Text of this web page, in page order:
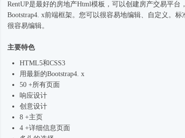
RentUP是最好的房地产Html模板 ，可以创建房产交易平台
Bootstrap4. x前端框架。您可以很容易地编辑、自定义。标
很容易编辑。
主要特色
HTML5和CSS3
用最新的Bootstrap4. x
50 +所有页面
响应设计
创意设计
8 +主页
4 +详细信息页面